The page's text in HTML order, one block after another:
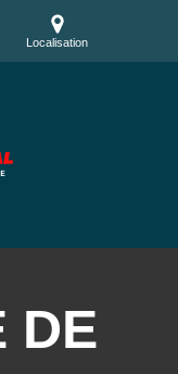
Localisation
DE